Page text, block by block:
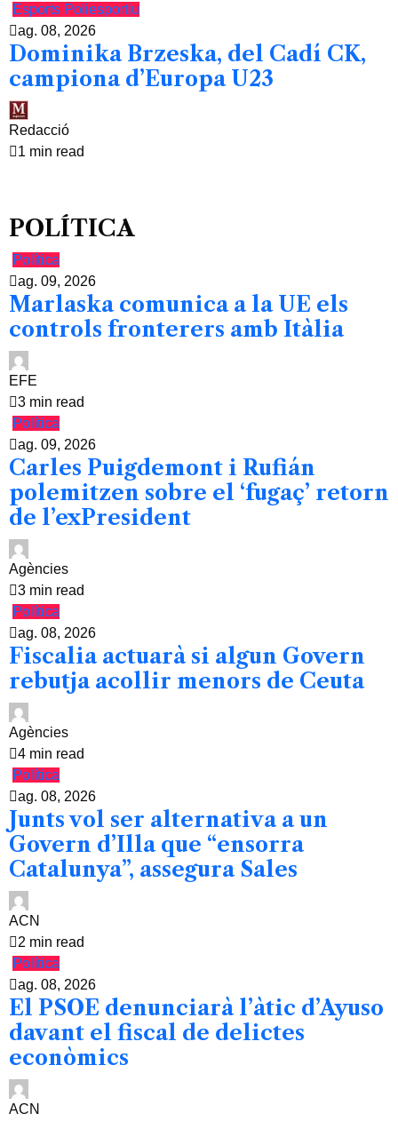
Esports Poliesportiu
ag. 08, 2026
Dominika Brzeska, del Cadí CK,
campiona d’Europa U23
Redacció
1 min read
POLÍTICA
Política
ag. 09, 2026
Marlaska comunica a la UE els
controls fronterers amb Itàlia
EFE
3 min read
Política
ag. 09, 2026
Carles Puigdemont i Rufián
polemitzen sobre el ‘fugaç’ retorn
de l’exPresident
Agències
3 min read
Política
ag. 08, 2026
Fiscalia actuarà si algun Govern
rebutja acollir menors de Ceuta
Agències
4 min read
Política
ag. 08, 2026
Junts vol ser alternativa a un
Govern d’Illa que “ensorra
Catalunya”, assegura Sales
ACN
2 min read
Política
ag. 08, 2026
El PSOE denunciarà l’àtic d’Ayuso
davant el fiscal de delictes
econòmics
ACN